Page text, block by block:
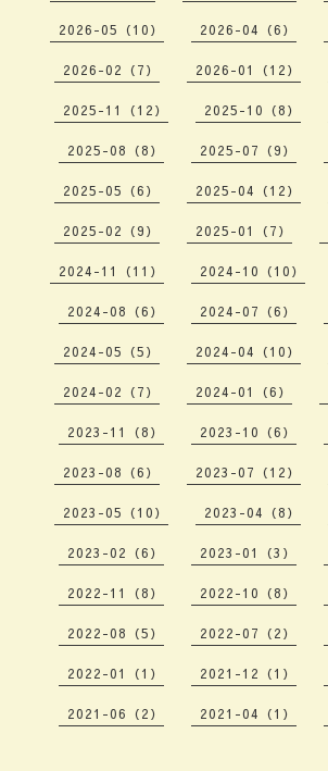
2026-05（10） 2026-04（6）
2026-02（7） 2026-01（12）
2025-11（12） 2025-10（8）
2025-08（8） 2025-07（9）
2025-05（6） 2025-04（12）
2025-02（9） 2025-01（7）
2024-11（11） 2024-10（10）
2024-08（6） 2024-07（6）
2024-05（5） 2024-04（10）
2024-02（7） 2024-01（6）
2023-11（8） 2023-10（6）
2023-08（6） 2023-07（12）
2023-05（10） 2023-04（8）
2023-02（6） 2023-01（3）
2022-11（8） 2022-10（8）
2022-08（5） 2022-07（2）
2022-01（1） 2021-12（1）
2021-06（2） 2021-04（1）